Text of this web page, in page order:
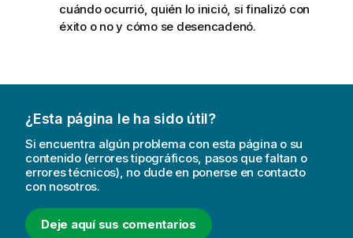
cuándo ocurrió, quién lo inició, si finalizó con
éxito o no y cómo se desencadenó.
¿Esta página le ha sido útil?
Si encuentra algún problema con esta página o su
contenido (errores tipográficos, pasos que faltan o
errores técnicos), no dude en ponerse en contacto
con nosotros.
Deje aquí sus comentarios